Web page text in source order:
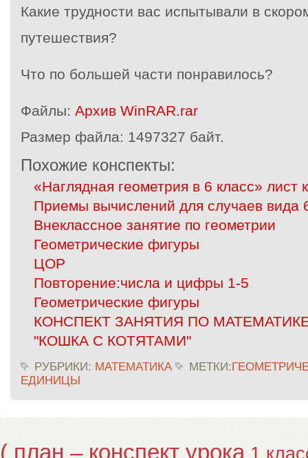
Какие трудности вас испытывали в
путешествия?
Что по большей части понравилось?
Файлы: Архив WinRAR.rar
Размер файла: 1497327 байт.
Похожие конспекты:
«Наглядная геометрия в 6 класс» лист
Приемы вычислений для случаев вида
Внеклассное занятие по геометрии
Геометрические фигуры
ЦОР
Повторение:числа и цифры 1-5
Геометрические фигуры
КОНСПЕКТ ЗАНЯТИЯ ПО
"КОШКА С КОТЯТАМИ"
РУБРИКИ: МАТЕМАТИКА МЕТКИ:
ЕДИНИЦЫ
( план – конспект урока 1